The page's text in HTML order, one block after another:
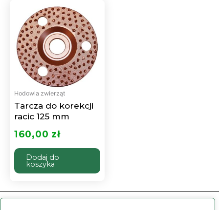
Hodowla zwierząt
Tarcza do korekcji
racic 125 mm
na160,00 zł
Dodaj do
koszyka